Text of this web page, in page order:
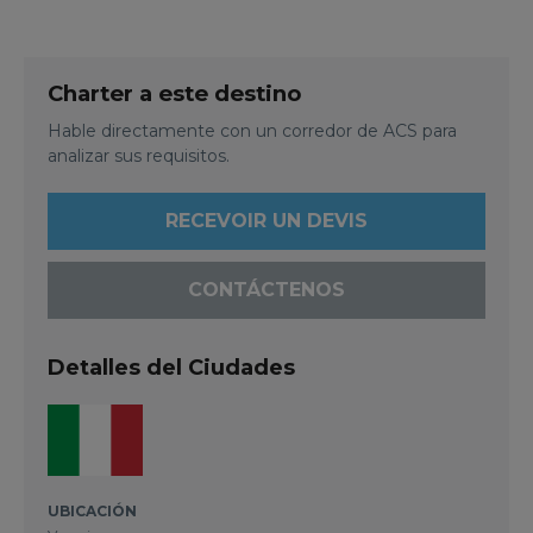
Charter a este destino
Hable directamente con un corredor de ACS para
analizar sus requisitos.
RECEVOIR UN DEVIS
CONTÁCTENOS
Detalles del Ciudades
UBICACIÓN